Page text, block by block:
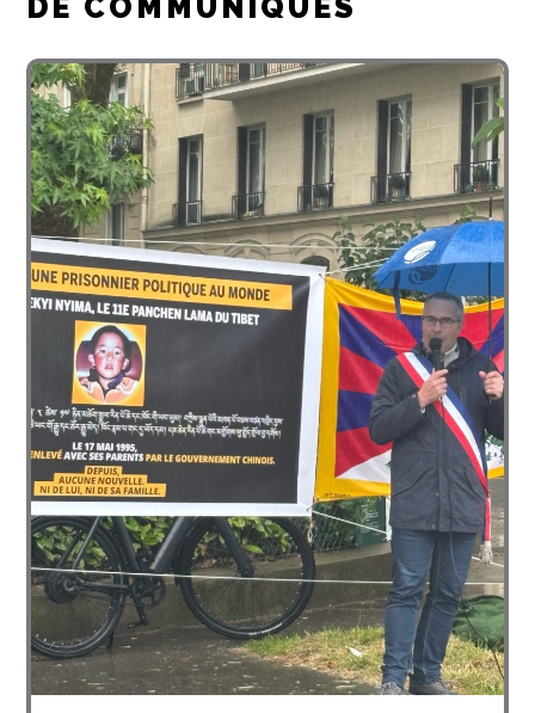
DE COMMUNIQUÉS